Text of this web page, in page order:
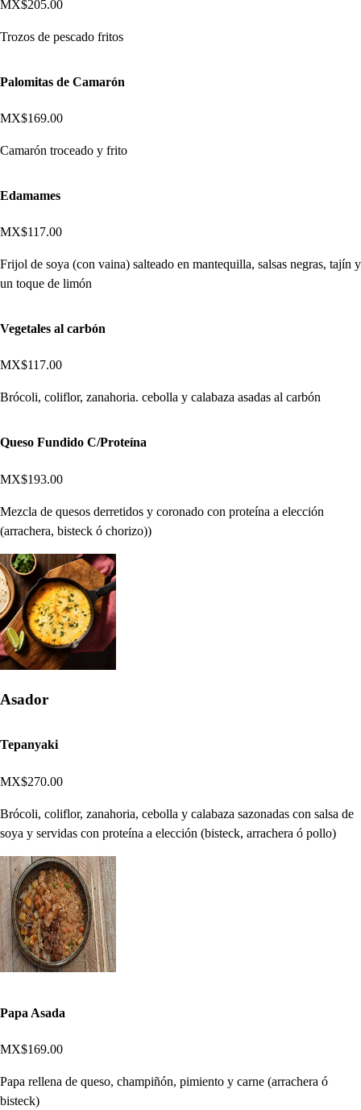
MX$205.00
Trozos de pescado fritos
Palomitas de Camarón
MX$169.00
Camarón troceado y frito
Edamames
MX$117.00
Frijol de soya (con vaina) salteado en mantequilla, salsas negras, tajín y
un toque de limón
Vegetales al carbón
MX$117.00
Brócoli, coliflor, zanahoria. cebolla y calabaza asadas al carbón
Queso Fundido C/Proteína
MX$193.00
Mezcla de quesos derretidos y coronado con proteína a elección
(arrachera, bisteck ó chorizo))
Asador
Tepanyaki
MX$270.00
Brócoli, coliflor, zanahoria, cebolla y calabaza sazonadas con salsa de
soya y servidas con proteína a elección (bisteck, arrachera ó pollo)
Papa Asada
MX$169.00
Papa rellena de queso, champiñón, pimiento y carne (arrachera ó
bisteck)